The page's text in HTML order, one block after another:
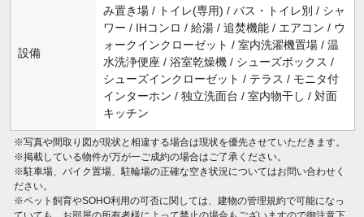
設備
み置き場 / トイレ(専用) / バス・トイレ別 / シャ
ワー / IHコンロ / 給湯 / 追焚機能 / エアコン / ウ
ォークインクローゼット / 室内洗濯機置場 / 温
水洗浄便座 / 浴室乾燥機 / シューズボックス /
シューズインクローゼット / テラス / モニタ付
インターホン / 独立洗面台 / 室内物干し / 対面
キッチン
※写真や間取り図が現状と相違する場合は現状を優先させていただきます。
※掲載している物件が万が一ご成約の場合はご了承ください。
※駐車場、バイク置場、駐輪場の正確な空き状況についてはお問い合わせく
ださい。
※ペット飼育やSOHO利用の可否に関しては、建物の管理規約で可能になっ